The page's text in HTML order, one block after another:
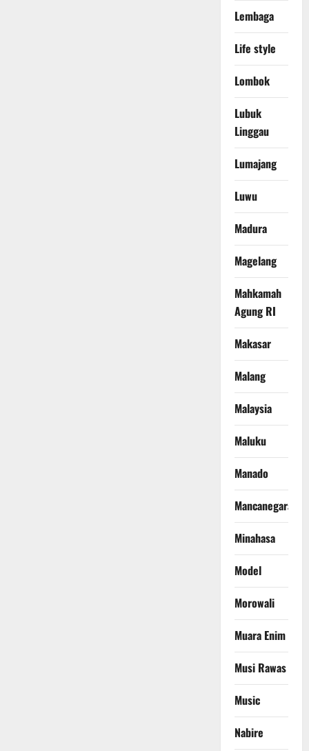
Lembaga
Life style
Lombok
Lubuk
Linggau
Lumajang
Luwu
Madura
Magelang
Mahkamah
Agung RI
Makasar
Malang
Malaysia
Maluku
Manado
Mancanegara
Minahasa
Model
Morowali
Muara Enim
Musi Rawas
Music
Nabire